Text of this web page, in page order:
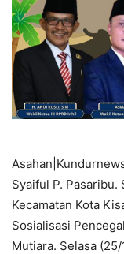
Syaiful P. Pasaribu.
Kecamatan Kota
Sosialisasi
Mutiara. Selasa